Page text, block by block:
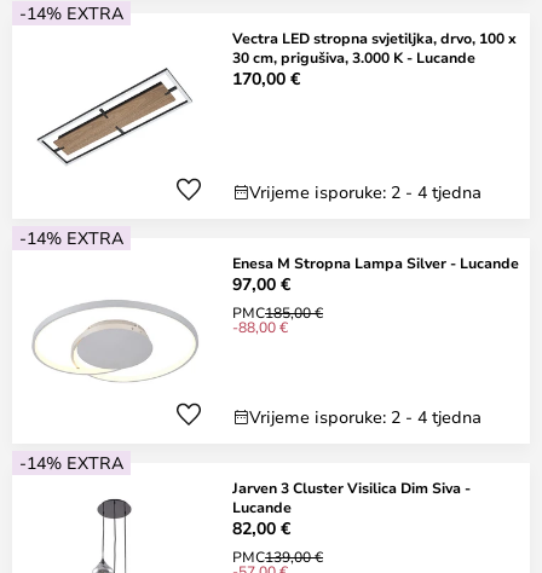
-14% EXTRA
Vectra LED stropna svjetiljka, drvo, 100 x
30 cm, prigušiva, 3.000 K - Lucande
170,00 €
Vrijeme isporuke: 2 - 4 tjedna
-14% EXTRA
Enesa M Stropna Lampa Silver - Lucande
97,00 €
PMC185,00 €
-88,00 €
Vrijeme isporuke: 2 - 4 tjedna
-14% EXTRA
Jarven 3 Cluster Visilica Dim Siva -
Lucande
82,00 €
PMC139,00 €